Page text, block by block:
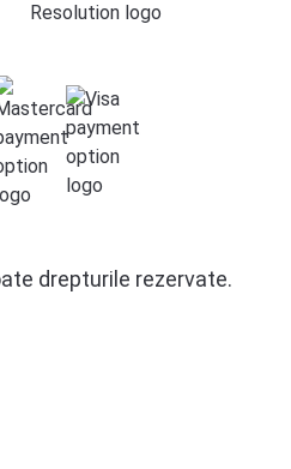
drepturile rezervate.